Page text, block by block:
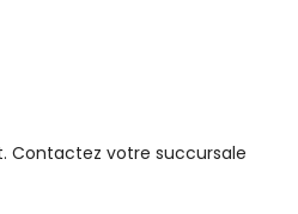
Contactez votre succursale